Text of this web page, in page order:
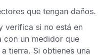
que tengan daños.
verifica si no está en
con un medidor que
tierra. Si obtienes una